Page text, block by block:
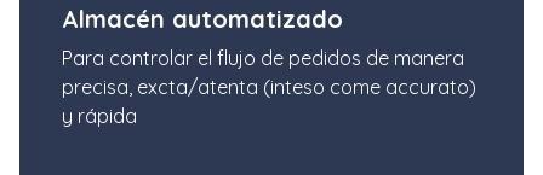
Almacén automatizado
Para controlar el flujo de pedidos de manera
precisa, excta/atenta (inteso come accurato)
y rápida